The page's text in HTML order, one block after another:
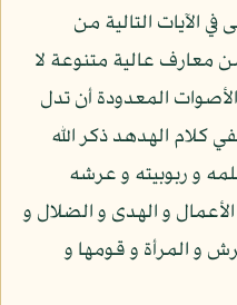
في الآيات التالية من
معارف عالية متنوعة لا
المعدودة أن تدل
كلام الهدهد ذكر الله
و ربوبيته و عرشه
و الهدى و الضلال و
و المرأة و قومها و